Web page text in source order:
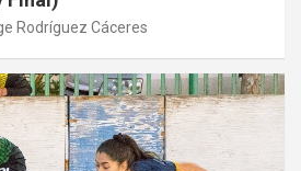
Rodríguez Cáceres